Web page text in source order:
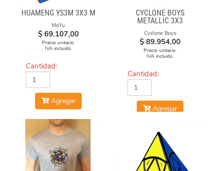
HUAMENG YS3M 3X3 M
MoYu
$ 69.107,00
Precio unitario.
IVA incluido.
Cantidad:
Agregar
CYCLONE BOYS
METALLIC 3X3
MAGNETICO MACARON
Cyclone Boys
$ 89.954,00
Precio unitario.
IVA incluido.
Cantidad:
Agregar